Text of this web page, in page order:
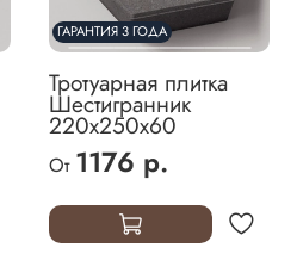
ГАРАНТИЯ 3 ГОДА
Тротуарная плитка
Шестигранник
220х250х60
От 1176 р.